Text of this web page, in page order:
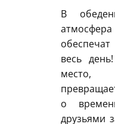
В
весь
место,
о
друзьями